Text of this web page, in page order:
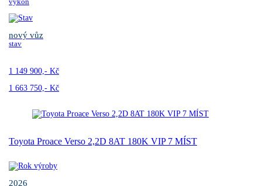
nový vůz
stav
1 149 900,- Kč
1 663 750,- Kč
Toyota Proace Verso 2,2D 8AT 180K VIP 7 MÍST
2026